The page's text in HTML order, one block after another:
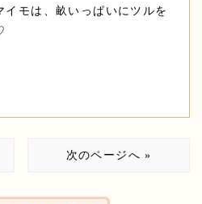
イモは、畝いっぱいにツルを
次のページへ »